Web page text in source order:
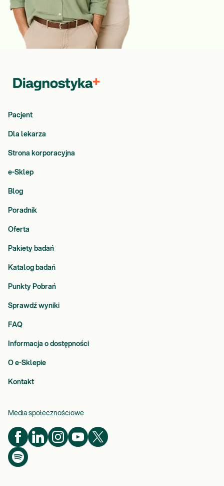
Pacjent
Dla lekarza
Strona korporacyjna
e-Sklep
Blog
Poradnik
Oferta
Pakiety badań
Katalog badań
Punkty Pobrań
Sprawdź wyniki
FAQ
Informacja o dostępności
O e-Sklepie
Kontakt
Media społecznościowe